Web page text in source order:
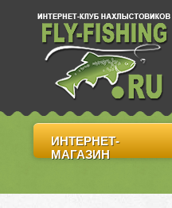
ИНТЕРНЕТ-
МАГАЗИН